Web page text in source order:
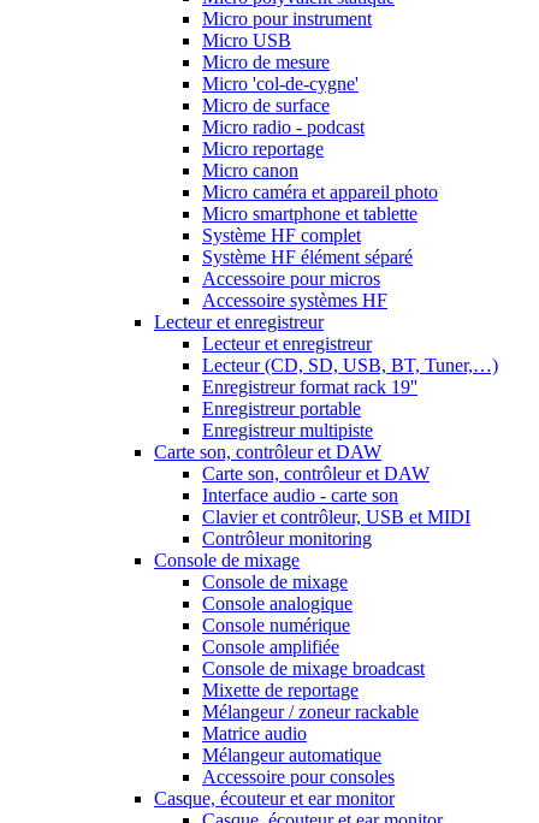
Micro pour instrument
Micro USB
Micro de mesure
Micro 'col-de-cygne'
Micro de surface
Micro radio - podcast
Micro reportage
Micro canon
Micro caméra et appareil photo
Micro smartphone et tablette
Système HF complet
Système HF élément séparé
Accessoire pour micros
Accessoire systèmes HF
Lecteur et enregistreur
Lecteur et enregistreur
Lecteur (CD, SD, USB, BT, Tuner,…)
Enregistreur format rack 19''
Enregistreur portable
Enregistreur multipiste
Carte son, contrôleur et DAW
Carte son, contrôleur et DAW
Interface audio - carte son
Clavier et contrôleur, USB et MIDI
Contrôleur monitoring
Console de mixage
Console de mixage
Console analogique
Console numérique
Console amplifiée
Console de mixage broadcast
Mixette de reportage
Mélangeur / zoneur rackable
Matrice audio
Mélangeur automatique
Accessoire pour consoles
Casque, écouteur et ear monitor